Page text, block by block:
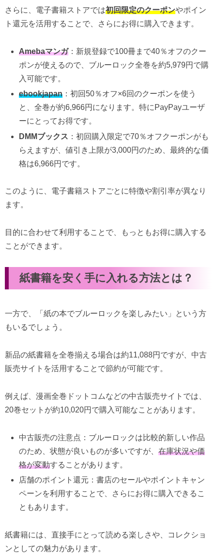
さらに、電子書籍ストアでは初回限定のクーポンやポイン
ト還元を活用することで、さらにお得に購入できます。
Amebaマンガ：新規登録で100冊まで40％オフのクー
ポンが使えるので、ブルーロック全巻を約5,979円で購
入可能です。
ebookjapan ：初回50％オフ×6回のクーポンを使う
と、全巻が約6,966円になります。特にPayPayユーザ
ーにとってお得です。
DMMブックス ：初回購入限定で70％オフクーポンがも
らえますが、値引き上限が3,000円のため、最終的な価
格は6,966円です。
このように、電子書籍ストアごとに特徴や割引率が異なり
ます。
目的に合わせて利用することで、もっともお得に購入する
ことができます。
紙書籍を安く手に入れる方法とは？
一方で、「紙の本でブルーロックを楽しみたい」という方
もいるでしょう。
新品の紙書籍を全巻揃える場合は約11,088円ですが、中古
販売サイトを活用することで節約が可能です。
例えば、漫画全巻ドットコムなどの中古販売サイトでは、
20巻セットが約10,020円で購入可能なことがあります。
中古販売の注意点：ブルーロックは比較的新しい作品
のため、状態が良いものが多いですが、在庫状況や価
格が変動することがあります。
店舗のポイント還元：書店のセールやポイントキャン
ペーンを利用することで、さらにお得に購入できるこ
ともあります。
紙書籍には、直接手にとって読める楽しさや、コレクショ
ンとしての魅力があります。